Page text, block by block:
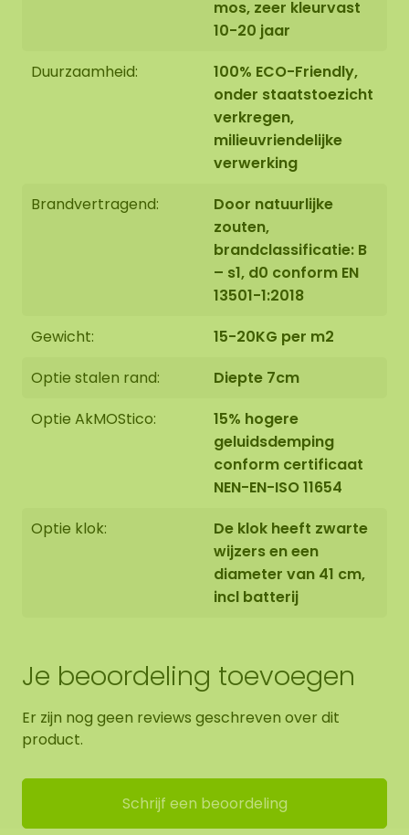
mos, zeer kleurvast
10-20 jaar
Duurzaamheid:
100% ECO-Friendly,
onder staatstoezicht
verkregen,
milieuvriendelijke
verwerking
Brandvertragend:
Door natuurlijke
zouten,
brandclassificatie: B
– s1, d0 conform EN
13501-1:2018
Gewicht:
15-20KG per m2
Optie stalen rand:
Diepte 7cm
Optie AkMOStico:
15% hogere
geluidsdemping
conform certificaat
NEN-EN-ISO 11654
Optie klok:
De klok heeft zwarte
wijzers en een
diameter van 41 cm,
incl batterij
Je beoordeling toevoegen
Er zijn nog geen reviews geschreven over dit
product.
Schrijf een beoordeling